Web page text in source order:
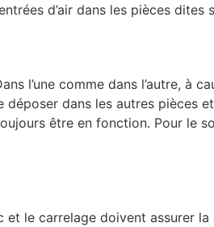
d’air dans les pièces dites
l’une comme dans l’autre, à
dans les autres pièces
être en fonction. Pour le
et le carrelage doivent assurer